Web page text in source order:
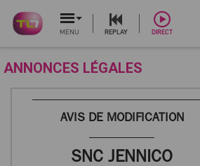
MENU REPLAY DIRECT
ANNONCES LÉGALES
AVIS DE MODIFICATION
SNC JENNICO